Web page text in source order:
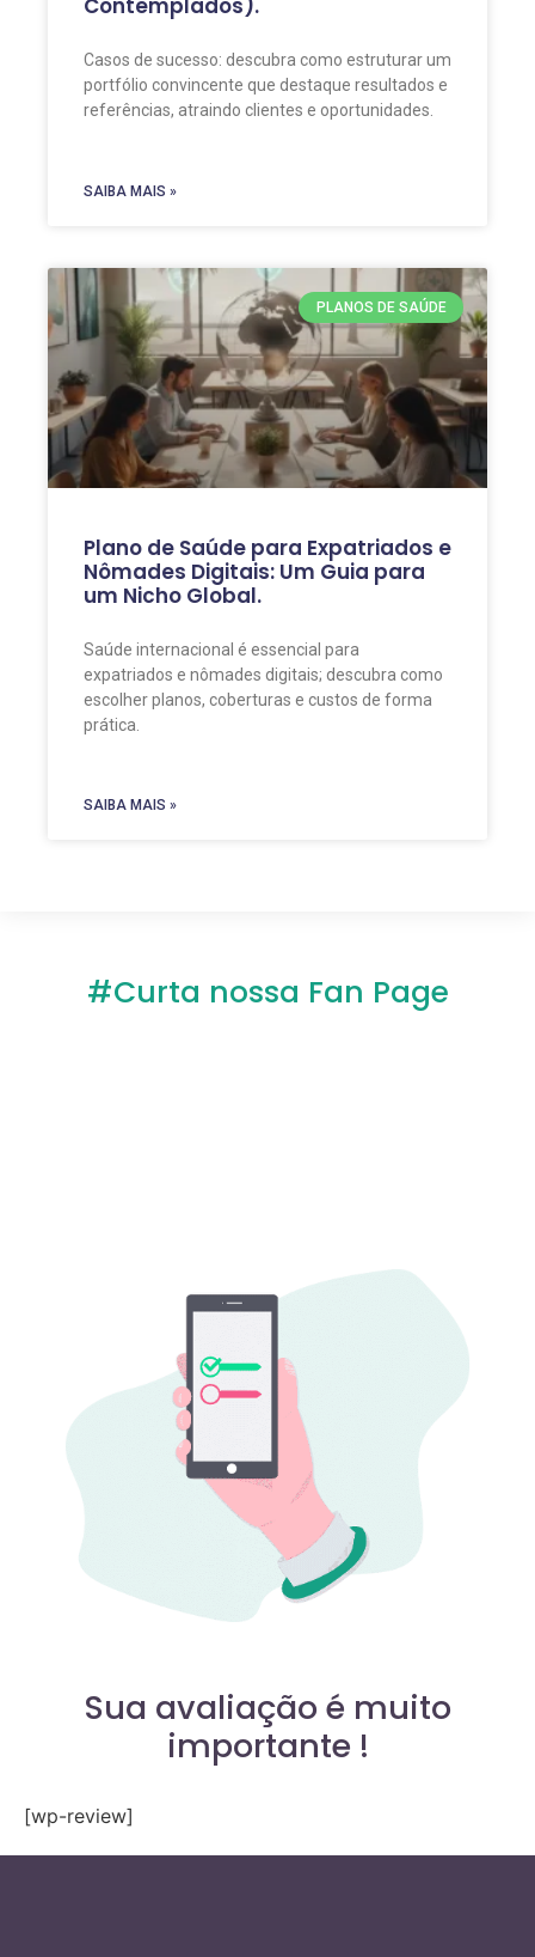
Contemplados).
Casos de sucesso: descubra como estruturar um
portfólio convincente que destaque resultados e
referências, atraindo clientes e oportunidades.
SAIBA MAIS »
PLANOS DE SAÚDE
Plano de Saúde para Expatriados e
Nômades Digitais: Um Guia para
um Nicho Global.
Saúde internacional é essencial para
expatriados e nômades digitais; descubra como
escolher planos, coberturas e custos de forma
prática.
SAIBA MAIS »
#Curta nossa Fan Page
Sua avaliação é muito
importante !
[wp-review]